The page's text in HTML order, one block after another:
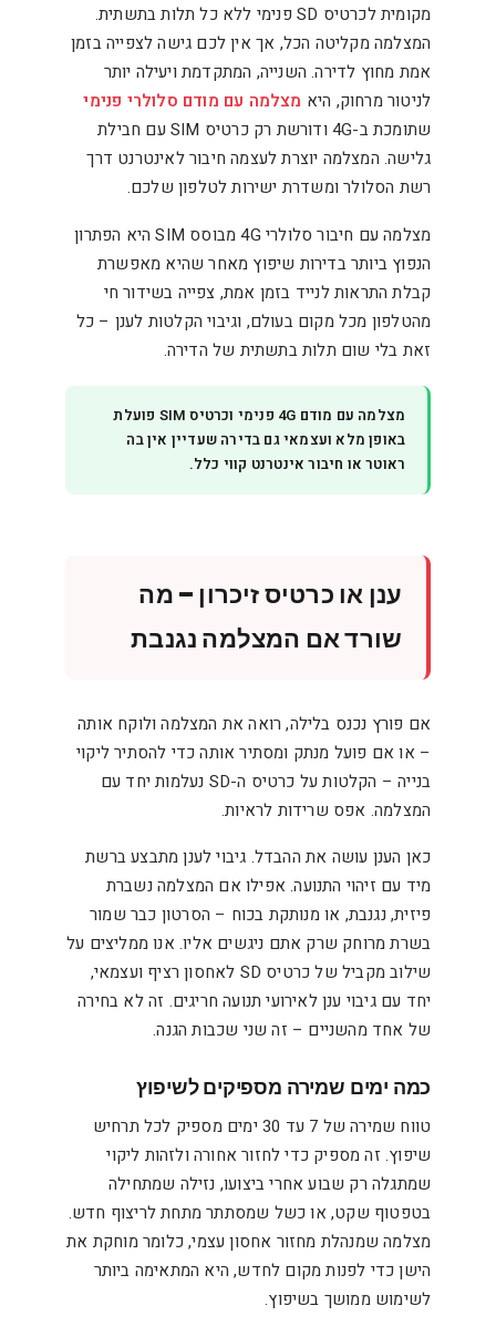
מקומית לכרטיס SD פנימי ללא כל תלות בתשתית.
המצלמה מקליטה הכל, אך אין לכם גישה לצפייה בזמן
אמת מחוץ לדירה. השנייה, המתקדמת ויעילה יותר
לניטור מרחוק, היא מצלמה עם מודם סלולרי פנימי
שתומכת ב-4G ודורשת רק כרטיס SIM עם חבילת
גלישה. המצלמה יוצרת לעצמה חיבור לאינטרנט דרך
רשת הסלולר ומשדרת ישירות לטלפון שלכם.
מצלמה עם חיבור סלולרי 4G מבוסס SIM היא הפתרון
הנפוץ ביותר בדירות שיפוץ מאחר שהיא מאפשרת
קבלת התראות לנייד בזמן אמת, צפייה בשידור חי
מהטלפון מכל מקום בעולם, וגיבוי הקלטות לענן – כל
זאת בלי שום תלות בתשתית של הדירה.
מצלמה עם מודם 4G פנימי וכרטיס SIM פועלת
באופן מלא ועצמאי גם בדירה שעדיין אין בה
ראוטר או חיבור אינטרנט קווי כלל.
ענן או כרטיס זיכרון – מה
שורד אם המצלמה נגנבת
אם פורץ נכנס בלילה, רואה את המצלמה ולוקח אותה
– או אם פועל מנתק ומסתיר אותה כדי להסתיר ליקוי
בנייה – הקלטות על כרטיס ה-SD נעלמות יחד עם
המצלמה. אפס שרידות לראיות.
כאן הענן עושה את ההבדל. גיבוי לענן מתבצע ברשת
מיד עם זיהוי התנועה. אפילו אם המצלמה נשברת
פיזית, נגנבת, או מנותקת בכוח – הסרטון כבר שמור
בשרת מרוחק שרק אתם ניגשים אליו. אנו ממליצים על
שילוב מקביל של כרטיס SD לאחסון רציף ועצמאי,
יחד עם גיבוי ענן לאירועי תנועה חריגים. זה לא בחירה
של אחד מהשניים – זה שני שכבות הגנה.
כמה ימים שמירה מספיקים לשיפוץ
טווח שמירה של 7 עד 30 ימים מספיק לכל תרחיש
שיפוץ. זה מספיק כדי לחזור אחורה ולזהות ליקוי
שמתגלה רק שבוע אחרי ביצועו, נזילה שמתחילה
בטפטוף שקט, או כשל שמסתתר מתחת לריצוף חדש.
מצלמה שמנהלת מחזור אחסון עצמי, כלומר מוחקת את
הישן כדי לפנות מקום לחדש, היא המתאימה ביותר
לשימוש ממושך בשיפוץ.